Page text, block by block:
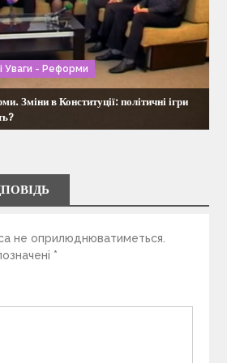
Уваги - Реформи
Зміни в Конституції: політичні ігри
не оприлюднюватиметься.
*